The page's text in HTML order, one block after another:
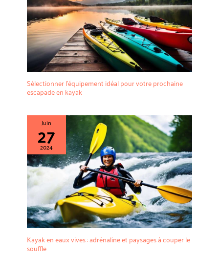
Sélectionner l’équipement idéal pour votre prochaine
escapade en kayak
Juin
27
2024
Kayak en eaux vives : adrénaline et paysages à couper le
souffle